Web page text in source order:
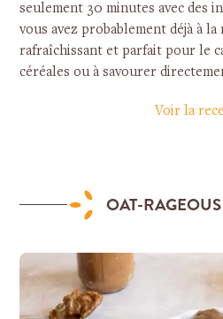
seulement 30 minutes avec des
vous avez probablement déjà à la
rafraîchissant et parfait pour le
céréales ou à savourer
Voir la
OAT-